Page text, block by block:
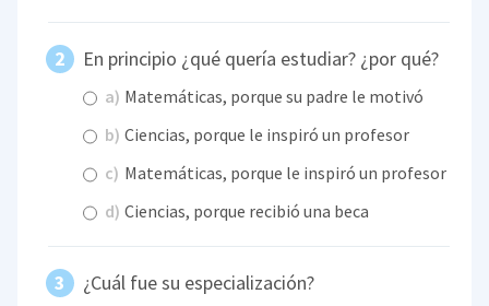
En principio ¿qué quería estudiar? ¿por qué?
a) Matemáticas, porque su padre le motivó
b) Ciencias, porque le inspiró un profesor
c) Matemáticas, porque le inspiró un profesor
d) Ciencias, porque recibió una beca
¿Cuál fue su especialización?